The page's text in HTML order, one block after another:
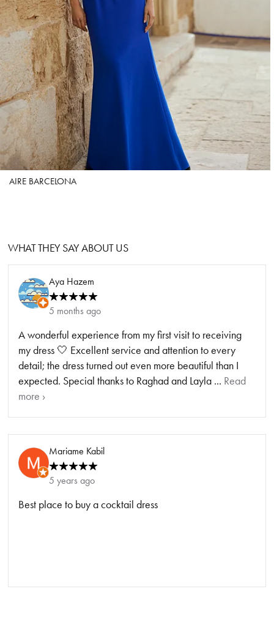
AIRE BARCELONA
WHAT THEY SAY ABOUT US
Aya Hazem
5 months ago
A wonderful experience from my first visit to receiving
my dress 🤍 Excellent service and attention to every
detail; the dress turned out even more beautiful than I
expected. Special thanks to Raghad and Layla ... Read
more ›
Mariame Kabil
5 years ago
Best place to buy a cocktail dress